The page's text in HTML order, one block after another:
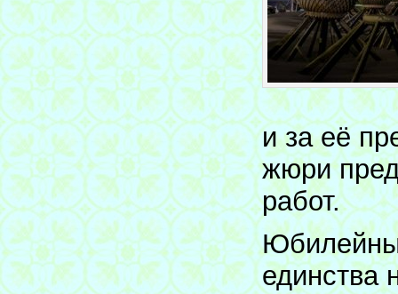
и за её
жюри
работ.
единства